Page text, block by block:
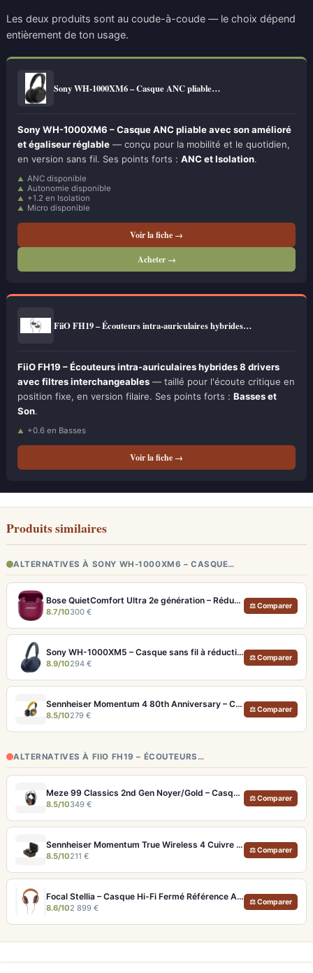
Les deux produits sont au coude-à-coude — le choix dépend
entièrement de ton usage.
Sony WH-1000XM6 – Casque ANC pliable…
Sony WH-1000XM6 – Casque ANC pliable avec son amélioré
et égaliseur réglable — conçu pour la mobilité et le quotidien,
en version sans fil. Ses points forts : ANC et Isolation.
ANC disponible
Autonomie disponible
+1.2 en Isolation
Micro disponible
Voir la fiche →
Acheter →
FiiO FH19 – Écouteurs intra-auriculaires hybrides…
FiiO FH19 – Écouteurs intra-auriculaires hybrides 8 drivers
avec filtres interchangeables — taillé pour l'écoute critique en
position fixe, en version filaire. Ses points forts : Basses et
Son.
+0.6 en Basses
Voir la fiche →
Produits similaires
ALTERNATIVES À SONY WH-1000XM6 – CASQUE…
Bose QuietComfort Ultra 2e génération – Réduction de bruit absolue et qualité d'appel IA
8.7/10300 €
⚖ Comparer
Sony WH-1000XM5 – Casque sans fil à réduction de bruit active et Hi-Res LDAC
8.9/10294 €
⚖ Comparer
Sennheiser Momentum 4 80th Anniversary – Casque Bluetooth édition limitée 60h
8.5/10279 €
⚖ Comparer
ALTERNATIVES À FIIO FH19 – ÉCOUTEURS…
Meze 99 Classics 2nd Gen Noyer/Gold – Casque Hi-Fi bois artisanal et son balancé
8.5/10349 €
⚖ Comparer
Sennheiser Momentum True Wireless 4 Cuivre – Écouteurs audiophiles aptX Lossless et ANC adaptatif
8.5/10211 €
⚖ Comparer
Focal Stellia – Casque Hi-Fi Fermé Référence Audiophile Portable
8.6/102 899 €
⚖ Comparer